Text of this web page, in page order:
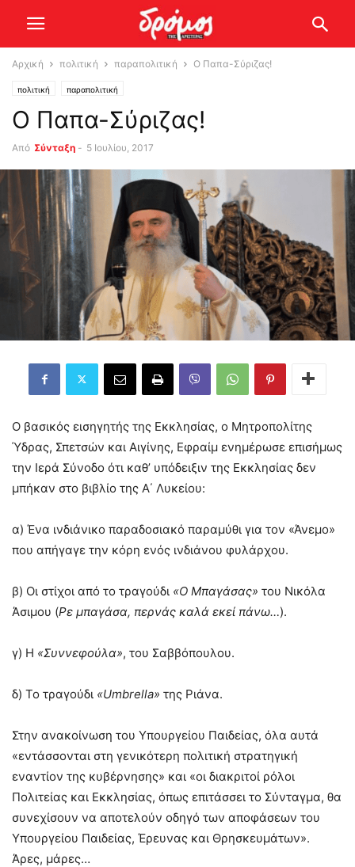
Αρχική πολιτική παραπολιτική Ο Παπα-Σύριζας!
πολιτική παραπολιτική
Ο Παπα-Σύριζας!
Από Σύνταξη - 5 Ιουλίου, 2017
Ο βασικός εισηγητής της Εκκλησίας, ο Μητροπολίτης
Ύδρας, Σπετσών και Αιγίνης, Εφραίμ ενημέρωσε επισήμως
την Ιερά Σύνοδο ότι καθ’ υπόδειξιν της Εκκλησίας δεν
μπήκαν στο βιβλίο της Α΄ Λυκείου:
α) Ένα ινδιάνικο παραδοσιακό παραμύθι για τον «Άνεμο»
που απήγαγε την κόρη ενός ινδιάνου φυλάρχου.
β) Οι στίχοι από το τραγούδι «Ο Μπαγάσας» του Νικόλα
Άσιμου (Ρε μπαγάσα, περνάς καλά εκεί πάνω…).
γ) Η «Συννεφούλα», του Σαββόπουλου.
δ) Το τραγούδι «Umbrella» της Ριάνα.
Στην ανακοίνωση του Υπουργείου Παιδείας, όλα αυτά
«εντάσσονται στη γενικότερη πολιτική στρατηγική
εναντίον της κυβέρνησης» και «οι διακριτοί ρόλοι
Πολιτείας και Εκκλησίας, όπως επιτάσσει το Σύνταγμα, θα
συνεχίσουν να αποτελούν οδηγό των αποφάσεων του
Υπουργείου Παιδείας, Έρευνας και Θρησκευμάτων».
Άρες, μάρες…